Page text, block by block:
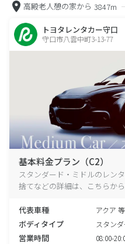
高殿老人憩の家から 3847m
トヨタレンタカー守口
守口市八雲中町3-13-77
基本料金プラン（C2）
スタンダード・ミドルのレン
捨てなどの詳細は、こちらか
代表車種 アクア 等
ボディタイプ スタン
営業時間 08:00-